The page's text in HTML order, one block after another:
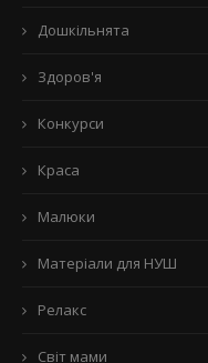
Дошкільнята
Здоров'я
Конкурси
Краса
Малюки
Матеріали для НУШ
Релакс
Світ мами